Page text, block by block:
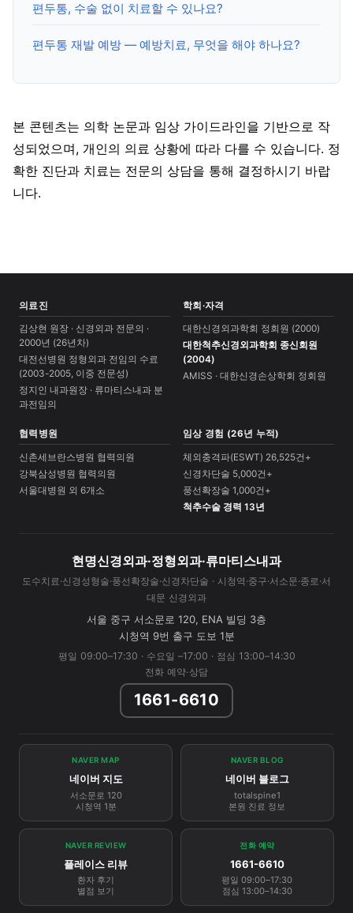
편두통, 수술 없이 치료할 수 있나요?
편두통 재발 예방 — 예방치료, 무엇을 해야 하나요?
본 콘텐츠는 의학 논문과 임상 가이드라인을 기반으로 작
성되었으며, 개인의 의료 상황에 따라 다를 수 있습니다. 정
확한 진단과 치료는 전문의 상담을 통해 결정하시기 바랍
니다.
의료진
김상현 원장 · 신경외과 전문의 ·
2000년 (26년차)
대전선병원 정형외과 전임의 수료
(2003-2005, 이중 전문성)
정지인 내과원장 · 류마티스내과 분
과전임의
학회·자격
대한신경외과학회 정회원 (2000)
대한척추신경외과학회 종신회원
(2004)
AMISS · 대한신경손상학회 정회원
협력병원
신촌세브란스병원 협력의원
강북삼성병원 협력의원
서울대병원 외 6개소
임상 경험 (26년 누적)
체외충격파(ESWT) 26,525건+
신경차단술 5,000건+
풍선확장술 1,000건+
척추수술 경력 13년
현명신경외과·정형외과·류마티스내과
도수치료·신경성형술·풍선확장술·신경차단술 · 시청역·중구·서소문·종로·서
대문 신경외과
서울 중구 서소문로 120, ENA 빌딩 3층
시청역 9번 출구 도보 1분
평일 09:00–17:30 · 수요일 –17:00 · 점심 13:00–14:30
전화 예약·상담
1661-6610
NAVER MAP
네이버 지도
서소문로 120
시청역 1분
NAVER BLOG
네이버 블로그
totalspine1
본원 진료 정보
NAVER REVIEW
플레이스 리뷰
환자 후기
별점 보기
전화 예약
1661-6610
평일 09:00–17:30
점심 13:00–14:30